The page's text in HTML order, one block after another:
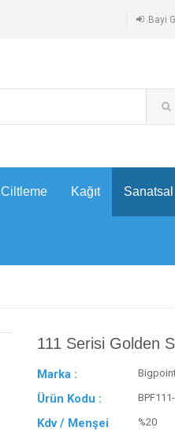
Bayi
Ciltleme Kağıt Sanatsal
111 Serisi Golden
Marka :
Ürün Kodu :
Kdv / Menşei
%20